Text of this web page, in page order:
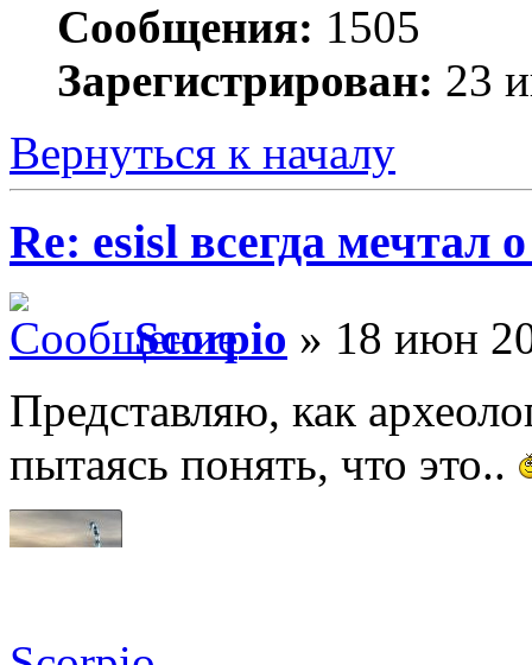
Сообщения: 1505
Зарегистрирован: 23
Вернуться к началу
Re: esisl всегда мечтал
Scorpio » 18 июн
Представляю, как
пытаясь понять, что это..